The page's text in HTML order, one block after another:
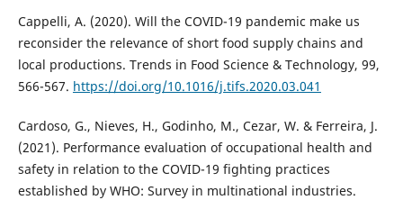
Cappelli, A. (2020). Will the COVID-19 pandemic make us
reconsider the relevance of short food supply chains and
local productions. Trends in Food Science & Technology, 99,
566-567. https://doi.org/10.1016/j.tifs.2020.03.041
Cardoso, G., Nieves, H., Godinho, M., Cezar, W. & Ferreira, J.
(2021). Performance evaluation of occupational health and
safety in relation to the COVID-19 fighting practices
established by WHO: Survey in multinational industries.